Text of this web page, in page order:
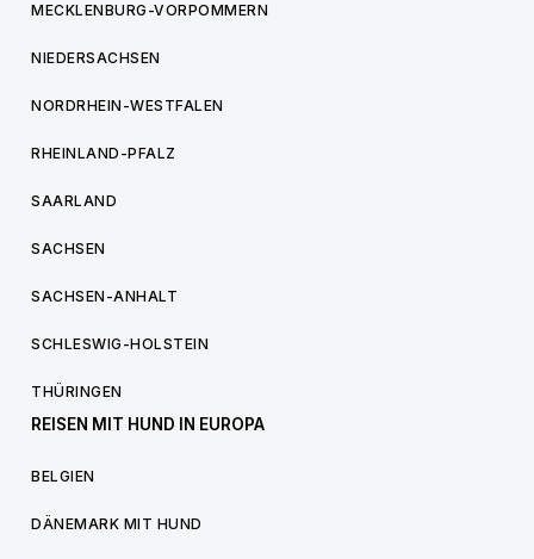
MECKLENBURG-VORPOMMERN
NIEDERSACHSEN
NORDRHEIN-WESTFALEN
RHEINLAND-PFALZ
SAARLAND
SACHSEN
SACHSEN-ANHALT
SCHLESWIG-HOLSTEIN
THÜRINGEN
REISEN MIT HUND IN EUROPA
BELGIEN
DÄNEMARK MIT HUND